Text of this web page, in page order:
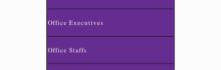
Office Executives
Office Staffs